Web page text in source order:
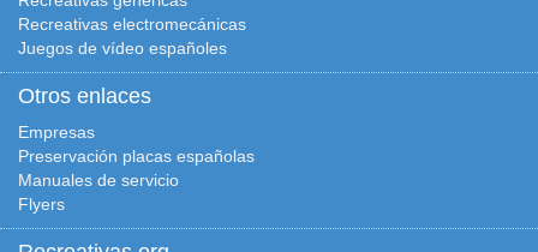
Recreativas electromecánicas
Juegos de vídeo españoles
Otros enlaces
Empresas
Preservación placas españolas
Manuales de servicio
Flyers